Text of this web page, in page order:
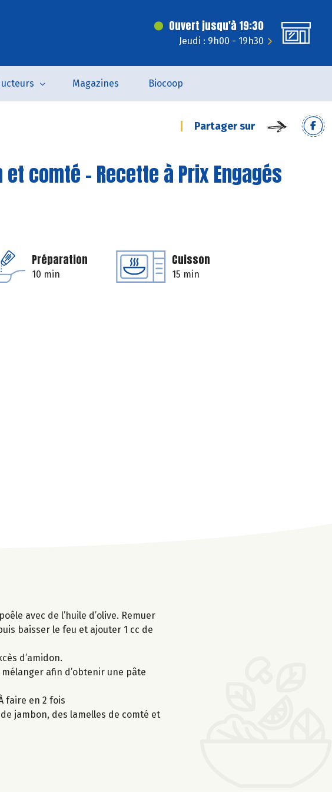
Ouvert jusqu'à 19:30
Jeudi : 9h00 - 19h30
Magazines Biocoop
Partager sur
comté - Recette à Prix Engagés
Préparation
10 min
Cuisson
15 min
avec de l’huile d’olive. Remuer
baisser le feu et ajouter 1 cc de
d’amidon.
afin d’obtenir une pâte
faire en 2 fois
jambon, des lamelles de comté et